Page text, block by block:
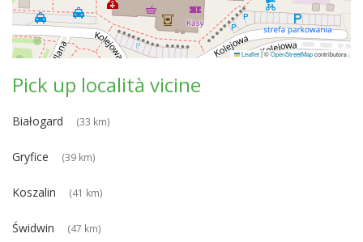
Leaflet|©OpenStreetMapcontributors
Pick up località vicine
Białogard (33 km)
Gryfice (39 km)
Koszalin (41 km)
Świdwin (47 km)